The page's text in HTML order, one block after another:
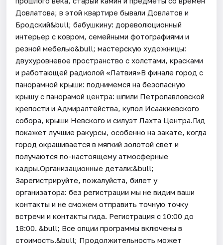
Довлатова; в этой квартире бывали Довлатов и
Бродский&bull; бабушкину: дореволюционный
интерьер с ковром, семейными фотографиями и
резной мебелью&bull; мастерскую художницы:
двухуровневое пространство с холстами, красками
и работающей радиолой «Латвия»В финале город с
панорамной крыши: поднимемся на безопасную
крышу с панорамой центра: шпили Петропавловской
крепости и Адмиралтейства, купол Исаакиевского
собора, крыши Невского и силуэт Лахта Центра.Гид
покажет лучшие ракурсы, особенно на закате, когда
город окрашивается в мягкий золотой свет и
получаются по-настоящему атмосферные
кадры.Организационные детали:&bull;
Зарегистрируйте, пожалуйста, билет у
организатора: без регистрации мы не видим ваши
контакты и не сможем отправить точную точку
встречи и контакты гида. Регистрация с 10:00 до
18:00. &bull; Все опции программы включены в
стоимость.&bull; Продолжительность может